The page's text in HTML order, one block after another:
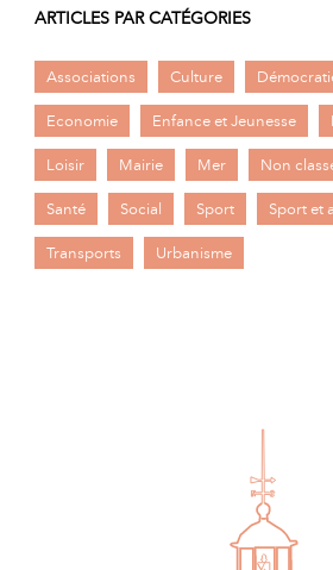
ARTICLES PAR CATÉGORIES
Associations Culture
Economie Enfance et Jeunesse
Loisir Mairie Mer Non
Santé Social Sport Sport et
Transports Urbanisme